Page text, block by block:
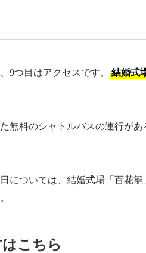
9つ目はアクセスです。
結婚式
無料のシャトルバスの運行が
については、結婚式場「百花
こちら